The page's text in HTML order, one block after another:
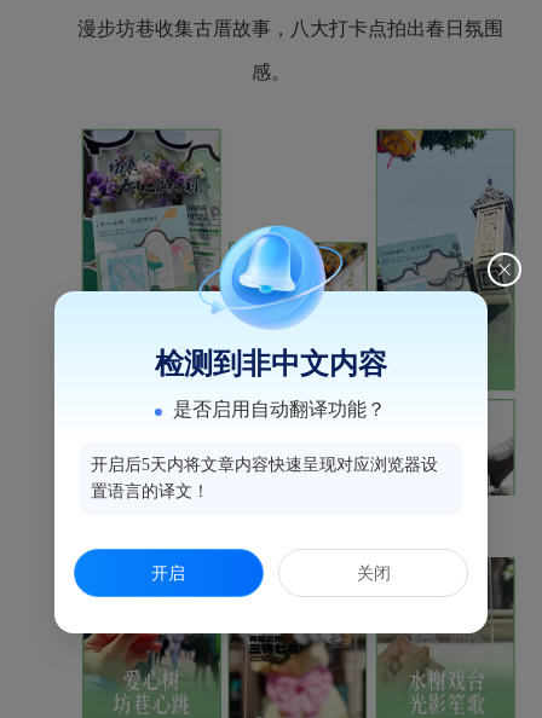
漫步坊巷收集古厝故事，八大打卡点拍出春日氛围
感。
检测到非中文内容
是否启用自动翻译功能？
开启后5天内将文章内容快速呈现对应浏览器设
置语言的译文！
开启 关闭